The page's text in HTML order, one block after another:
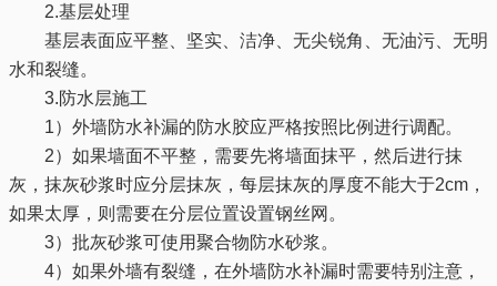
2.基层处理
基层表面应平整、坚实、洁净、无尖锐角、无油污、无明
水和裂缝。
3.防水层施工
1）外墙防水补漏的防水胶应严格按照比例进行调配。
2）如果墙面不平整，需要先将墙面抹平，然后进行抹
灰，抹灰砂浆时应分层抹灰，每层抹灰的厚度不能大于2cm，
如果太厚，则需要在分层位置设置钢丝网。
3）批灰砂浆可使用聚合物防水砂浆。
4）如果外墙有裂缝，在外墙防水补漏时需要特别注意，